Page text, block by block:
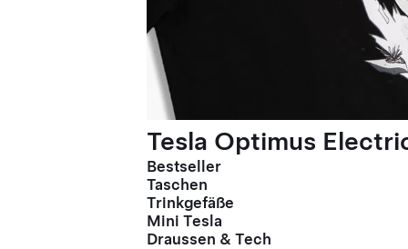
Tesla Optimus
Bestseller
Taschen
Trinkgefäße
Mini Tesla
Draussen & Tech